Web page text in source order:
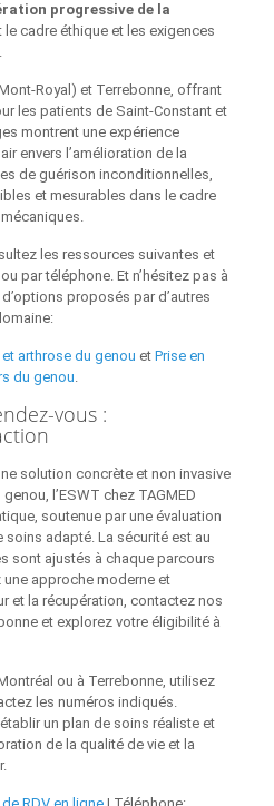
progressive de la
le cadre éthique et les exigences
et Terrebonne, offrant
les patients de Saint‑Constant et
montrent une expérience
envers l’amélioration de la
de guérison inconditionnelles,
et mesurables dans le cadre
les ressources suivantes et
par téléphone. Et n’hésitez pas à
proposés par d’autres
arthrose du genou et Prise en
du genou
vous :
solution concrète et non invasive
l’ESWT chez TAGMED
soutenue par une évaluation
adapté. La sécurité est au
sont ajustés à chaque parcours
approche moderne et
et la récupération, contactez nos
et explorez votre éligibilité à
ou à Terrebonne, utilisez
les numéros indiqués.
un plan de soins réaliste et
de la qualité de vie et la